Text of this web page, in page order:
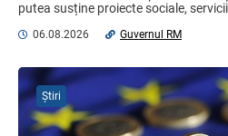
Domenii supuse
operative în luna
05.08.2026
putea susține proiecte sociale,
06.08.2026 Guvernul RM
Știri